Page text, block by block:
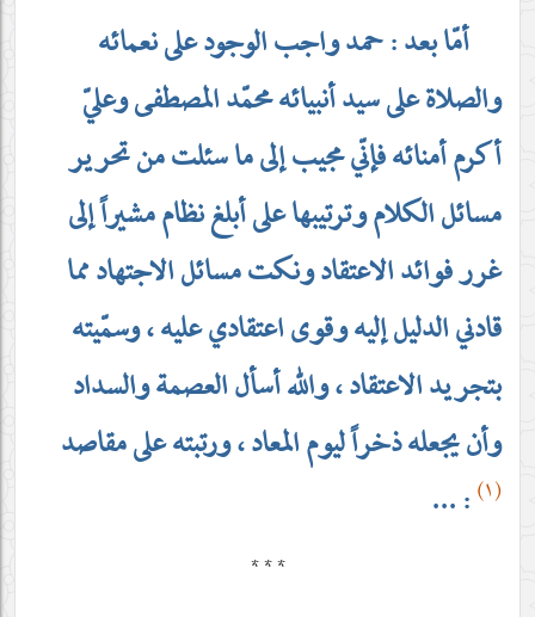
أمّا بعد : حمد واجب الوجود على نعمائه
والصلاة على سيد أنبيائه محمّد المصطفى وعليّ
أكرم أمنائه فإنّي مجيب إلى ما سئلت من تحرير
مسائل الكلام وترتيبها على أبلغ نظام مشيراً إلى
غرر فوائد الاعتقاد ونكت مسائل الاجتهاد مما
قادني الدليل إليه وقوى اعتقادي عليه ، وسمّيته
بتجريد الاعتقاد ، والله أسأل العصمة والسداد
وأن يجعله ذخراً ليوم المعاد ، ورتبته على مقاصد
(١) : ...
* * *